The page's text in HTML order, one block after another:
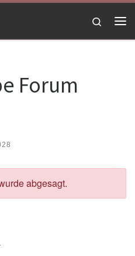
Search
Forum
abgesagt.